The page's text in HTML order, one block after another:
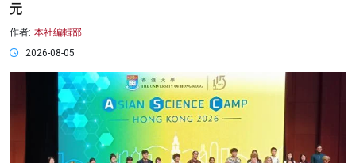
元
作者: 本社編輯部
2026-08-05